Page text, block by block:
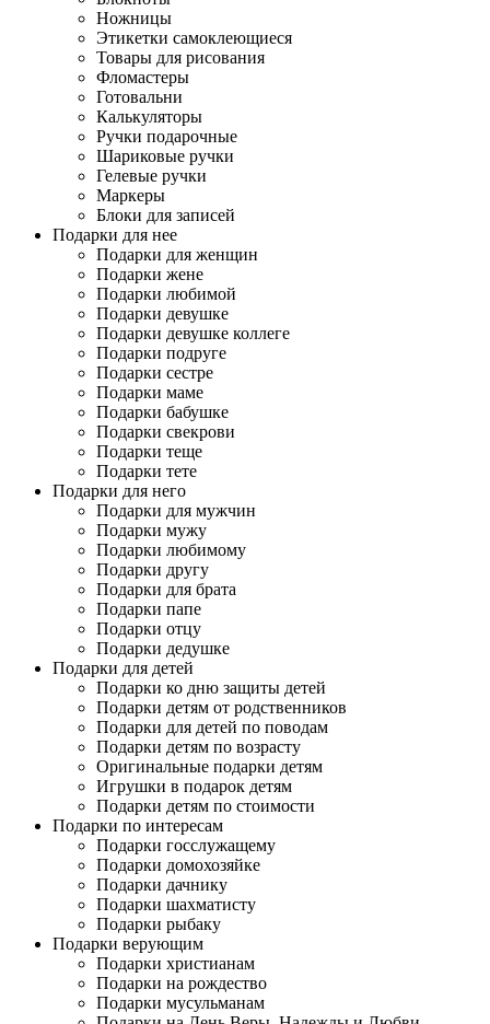
Ножницы
Этикетки самоклеющиеся
Товары для рисования
Фломастеры
Готовальни
Калькуляторы
Ручки подарочные
Шариковые ручки
Гелевые ручки
Маркеры
Блоки для записей
Подарки для нее
Подарки для женщин
Подарки жене
Подарки любимой
Подарки девушке
Подарки девушке коллеге
Подарки подруге
Подарки сестре
Подарки маме
Подарки бабушке
Подарки свекрови
Подарки теще
Подарки тете
Подарки для него
Подарки для мужчин
Подарки мужу
Подарки любимому
Подарки другу
Подарки для брата
Подарки папе
Подарки отцу
Подарки дедушке
Подарки для детей
Подарки ко дню защиты детей
Подарки детям от родственников
Подарки для детей по поводам
Подарки детям по возрасту
Оригинальные подарки детям
Игрушки в подарок детям
Подарки детям по стоимости
Подарки по интересам
Подарки госслужащему
Подарки домохозяйке
Подарки дачнику
Подарки шахматисту
Подарки рыбаку
Подарки верующим
Подарки христианам
Подарки на рождество
Подарки мусульманам